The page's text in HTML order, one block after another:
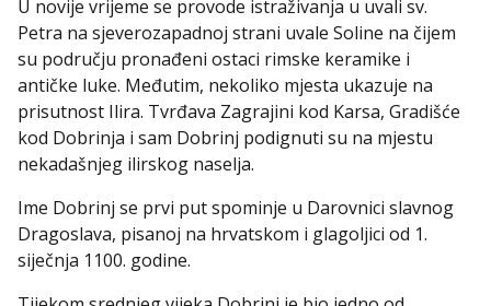
U novije vrijeme se provode istraživanja u uvali sv.
Petra na sjeverozapadnoj strani uvale Soline na čijem
su području pronađeni ostaci rimske keramike i
antičke luke. Međutim, nekoliko mjesta ukazuje na
prisutnost Ilira. Tvrđava Zagrajini kod Karsa, Gradišće
kod Dobrinja i sam Dobrinj podignuti su na mjestu
nekadašnjeg ilirskog naselja.
Ime Dobrinj se prvi put spominje u Darovnici slavnog
Dragoslava, pisanoj na hrvatskom i glagoljici od 1.
siječnja 1100. godine.